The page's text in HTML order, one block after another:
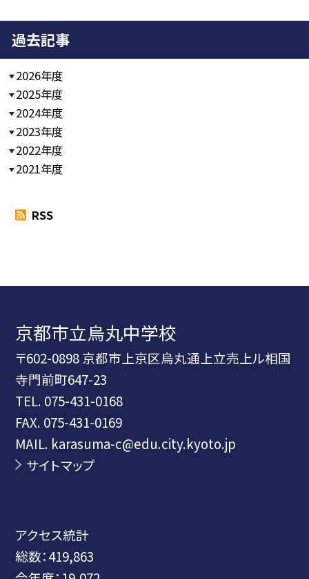
過去記事
2026年度
2025年度
2024年度
2023年度
2022年度
2021年度
RSS
京都市立烏丸中学校
〒602-0898 京都市上京区烏丸通上立売上ル相国
寺門前町647-23
TEL. 075-431-0168
FAX. 075-431-0169
MAIL. karasuma-c@edu.city.kyoto.jp
サイトマップ
アクセス統計
総数：419,863